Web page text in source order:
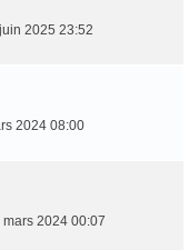
2025 23:52
2024 08:00
mars 2024 00:07